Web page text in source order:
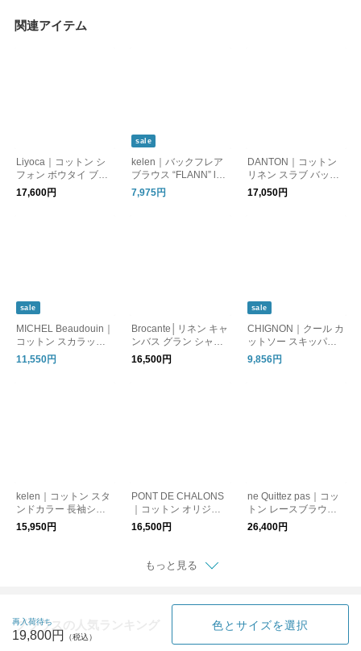
関連アイテム
Liyoca｜コットン シ
フォン ボウタイ ブラ
ウス ly64-104
17,600円
sale
kelen｜バックフレア
ブラウス “FLANN” lkl2
6hbl2294
7,975円
DANTON｜コットン
リネン スラブ バック
ギャザー ノースリー
ブ ブラウス dt-b0235v
17,050円
sale
MICHEL Beaudouin｜
コットン スカラップ
レース プルオーバー
シャツ mb-a9605
11,550円
Brocante│リネン キャ
ンバス グラン シャツ
36-0340l
16,500円
sale
CHIGNON｜クール カ
ットソー スキッパー
プルオーバー 8862-38
1gl
9,856円
kelen｜コットン スタ
ンドカラー 長袖シャ
ツ ブラウス LAFU lkl2
5fbl2257
15,950円
PONT DE CHALONS
｜コットン オリジナ
ル エンブロイダリー
ブラウス 22611311
16,500円
ne Quittez pas｜コッ
トン レースブラウス
Cambric Dobby Lace
Blouse 010162nw3 2
26,400円
もっと見る
ブラウスの人気ランキング
再入荷待ち
19,800円
色とサイズを選択